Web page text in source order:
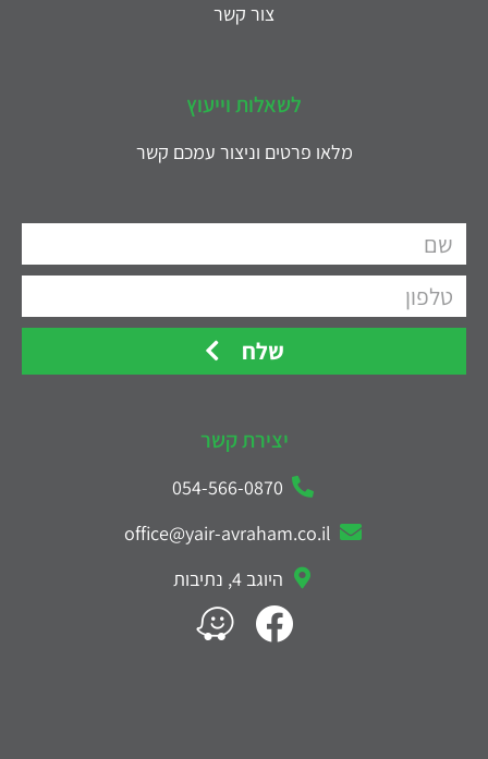
צור קשר
לשאלות וייעוץ
מלאו פרטים וניצור עמכם קשר
שלח
יצירת קשר
054-566-0870
office@yair-avraham.co.il
היוגב 4, נתיבות